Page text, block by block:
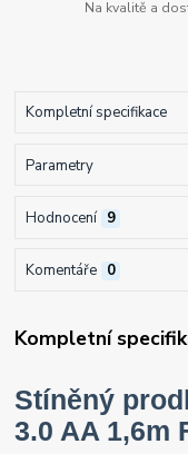
Na kvalitě a
Kompletní specifikace
Parametry
Hodnocení 9
Komentáře 0
Kompletní
Stíněný
3.0 AA 1,6m